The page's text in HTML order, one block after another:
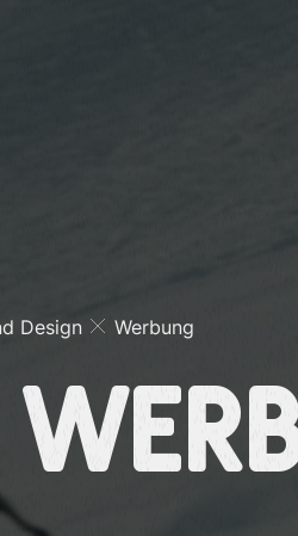
Design Werbung